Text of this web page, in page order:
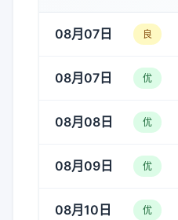
08月07日 良
08月07日 优
08月08日 优
08月09日 优
08月10日 优